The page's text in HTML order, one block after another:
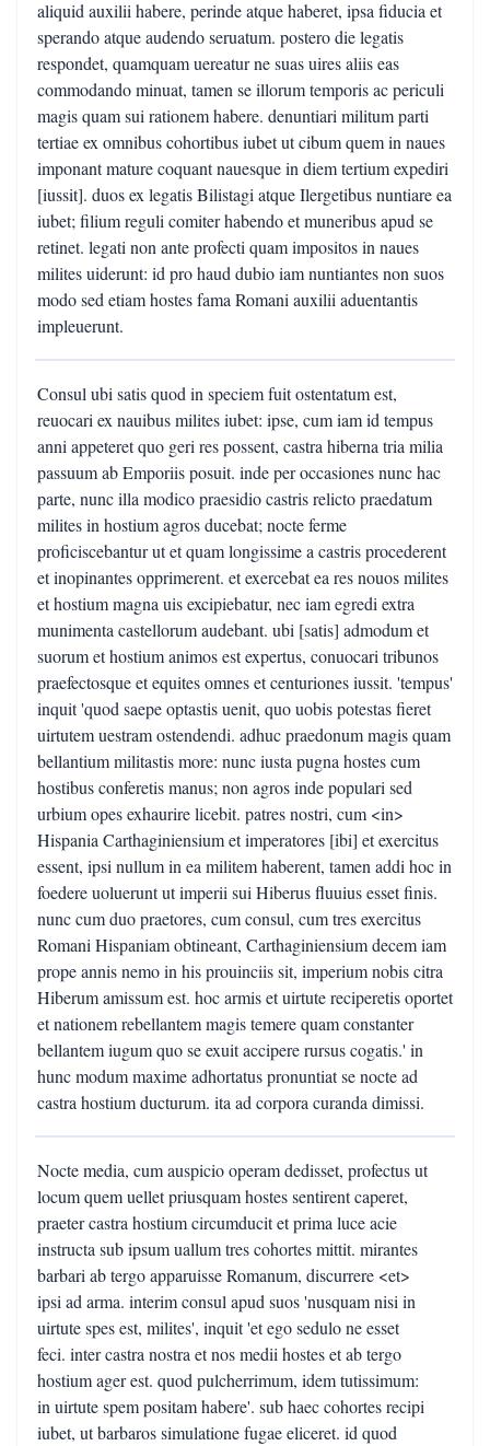
aliquid auxilii habere, perinde atque haberet, ipsa fiducia et
sperando atque audendo seruatum. postero die legatis
respondet, quamquam uereatur ne suas uires aliis eas
commodando minuat, tamen se illorum temporis ac periculi
magis quam sui rationem habere. denuntiari militum parti
tertiae ex omnibus cohortibus iubet ut cibum quem in naues
imponant mature coquant nauesque in diem tertium expediri
[iussit]. duos ex legatis Bilistagi atque Ilergetibus nuntiare ea
iubet; filium reguli comiter habendo et muneribus apud se
retinet. legati non ante profecti quam impositos in naues
milites uiderunt: id pro haud dubio iam nuntiantes non suos
modo sed etiam hostes fama Romani auxilii aduentantis
impleuerunt.
Consul ubi satis quod in speciem fuit ostentatum est,
reuocari ex nauibus milites iubet: ipse, cum iam id tempus
anni appeteret quo geri res possent, castra hiberna tria milia
passuum ab Emporiis posuit. inde per occasiones nunc hac
parte, nunc illa modico praesidio castris relicto praedatum
milites in hostium agros ducebat; nocte ferme
proficiscebantur ut et quam longissime a castris procederent
et inopinantes opprimerent. et exercebat ea res nouos milites
et hostium magna uis excipiebatur, nec iam egredi extra
munimenta castellorum audebant. ubi [satis] admodum et
suorum et hostium animos est expertus, conuocari tribunos
praefectosque et equites omnes et centuriones iussit. 'tempus'
inquit 'quod saepe optastis uenit, quo uobis potestas fieret
uirtutem uestram ostendendi. adhuc praedonum magis quam
bellantium militastis more: nunc iusta pugna hostes cum
hostibus conferetis manus; non agros inde populari sed
urbium opes exhaurire licebit. patres nostri, cum <in>
Hispania Carthaginiensium et imperatores [ibi] et exercitus
essent, ipsi nullum in ea militem haberent, tamen addi hoc in
foedere uoluerunt ut imperii sui Hiberus fluuius esset finis.
nunc cum duo praetores, cum consul, cum tres exercitus
Romani Hispaniam obtineant, Carthaginiensium decem iam
prope annis nemo in his prouinciis sit, imperium nobis citra
Hiberum amissum est. hoc armis et uirtute reciperetis oportet
et nationem rebellantem magis temere quam constanter
bellantem iugum quo se exuit accipere rursus cogatis.' in
hunc modum maxime adhortatus pronuntiat se nocte ad
castra hostium ducturum. ita ad corpora curanda dimissi.
Nocte media, cum auspicio operam dedisset, profectus ut
locum quem uellet priusquam hostes sentirent caperet,
praeter castra hostium circumducit et prima luce acie
instructa sub ipsum uallum tres cohortes mittit. mirantes
barbari ab tergo apparuisse Romanum, discurrere <et>
ipsi ad arma. interim consul apud suos 'nusquam nisi in
uirtute spes est, milites', inquit 'et ego sedulo ne esset
feci. inter castra nostra et nos medii hostes et ab tergo
hostium ager est. quod pulcherrimum, idem tutissimum:
in uirtute spem positam habere'. sub haec cohortes recipi
iubet, ut barbaros simulatione fugae eliceret. id quod